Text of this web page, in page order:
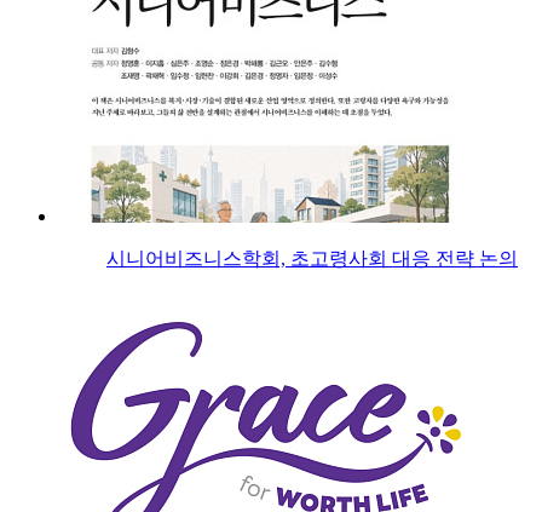
시니어비즈니스학회, 초고령사회 대응 전략 논의